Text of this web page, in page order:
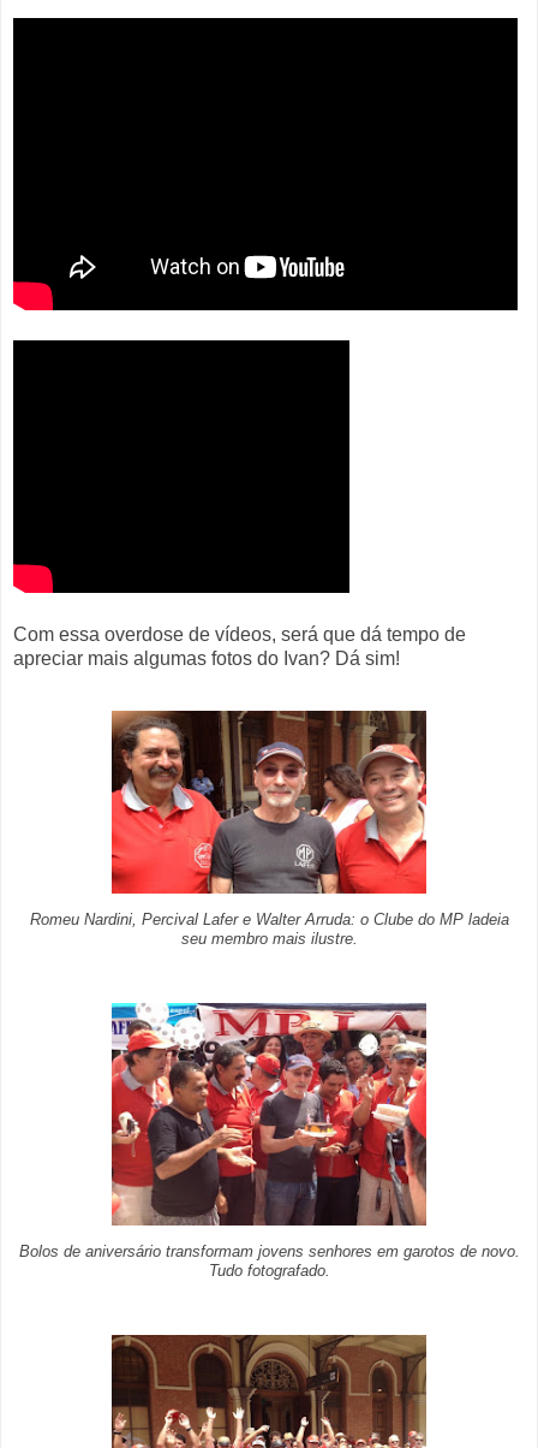
Com essa overdose de vídeos, será que dá tempo de
apreciar mais algumas fotos do Ivan? Dá sim!
Romeu Nardini, Percival Lafer e Walter Arruda: o Clube do MP ladeia
seu membro mais ilustre.
Bolos de aniversário transformam jovens senhores em garotos de novo.
Tudo fotografado.